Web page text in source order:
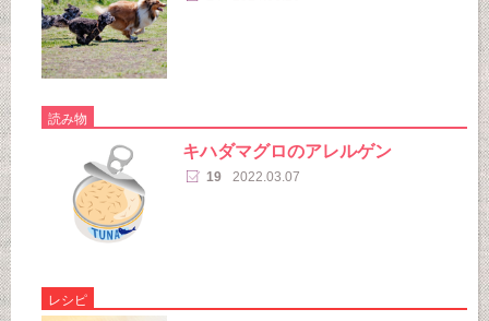
読み物
キハダマグロのアレルゲン
19 2022.03.07
レシピ